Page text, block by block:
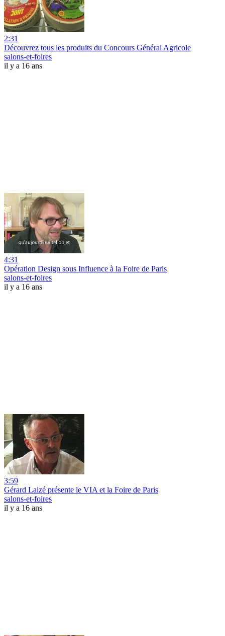
2:31
Découvrez tous les produits du Concours Général Agricole
salons-et-foires
il y a 16 ans
4:31
Opération Design sous Influence à la Foire de Paris
salons-et-foires
il y a 16 ans
3:59
Gérard Laizé présente le VIA et la Foire de Paris
salons-et-foires
il y a 16 ans